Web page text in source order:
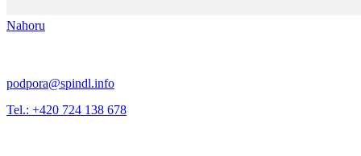
Nahoru
podpora@spindl.info
Tel.: +420 724 138 678